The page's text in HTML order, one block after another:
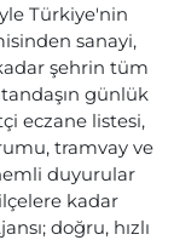
Türkiye'nin
sanayi,
şehrin tüm
günlük
eczane listesi,
tramvay ve
duyurular
kadar
doğru, hızlı